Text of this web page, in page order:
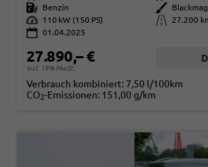
Kraftstoff
Benzin Außenfarbe
Leistung
110 kW (150 PS) Kilometerstand
27.200
01.04.2025
27.890,– €
incl. 19% MwSt.
Verbrauch kombiniert: 7,50 l/100km
CO2-Emissionen: 151,00 g/km